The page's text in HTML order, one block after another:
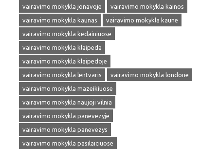
vairavimo mokykla jonavoje
vairavimo mokykla kainos
vairavimo mokykla kaunas
vairavimo mokykla kaune
vairavimo mokykla kedainiuose
vairavimo mokykla klaipeda
vairavimo mokykla klaipedoje
vairavimo mokykla lentvaris
vairavimo mokykla londone
vairavimo mokykla mazeikiuose
vairavimo mokykla naujoji vilnia
vairavimo mokykla panevezyje
vairavimo mokykla panevezys
vairavimo mokykla pasilaiciuose